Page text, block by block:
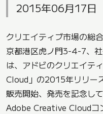
2015年06月17日
クリエイティブ市場の総
京都港区虎ノ門3-4-7、社
は、アドビのクリエイテ
Cloud」の2015年リリー
販売開始、発売を記念し
Adobe Creative Cloudコ